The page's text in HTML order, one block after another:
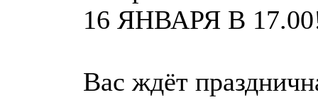
16 ЯНВАРЯ В
Вас ждёт